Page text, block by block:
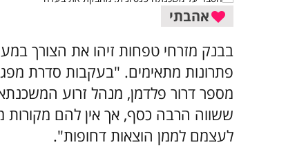
אהבתי
בבנק מזרחי טפחות זיהו את הצורך
פתרונות מתאימים. "בעקבות סדרת
מספר דרור פלדמן, מנהל זרוע
ששווה הרבה כסף, אך אין להם מקורות
לעצמם לממן הוצאות דחופות".